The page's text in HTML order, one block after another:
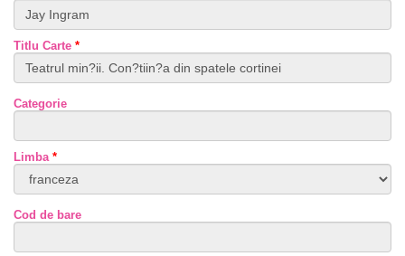
Titlu Carte *
Categorie
Limba *
Cod de bare